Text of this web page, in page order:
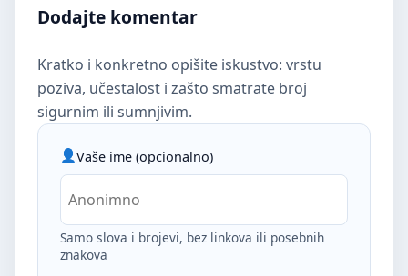
Dodajte komentar
Kratko i konkretno opišite iskustvo: vrstu
poziva, učestalost i zašto smatrate broj
sigurnim ili sumnjivim.
Vaše ime (opcionalno)
Samo slova i brojevi, bez linkova ili posebnih
znakova